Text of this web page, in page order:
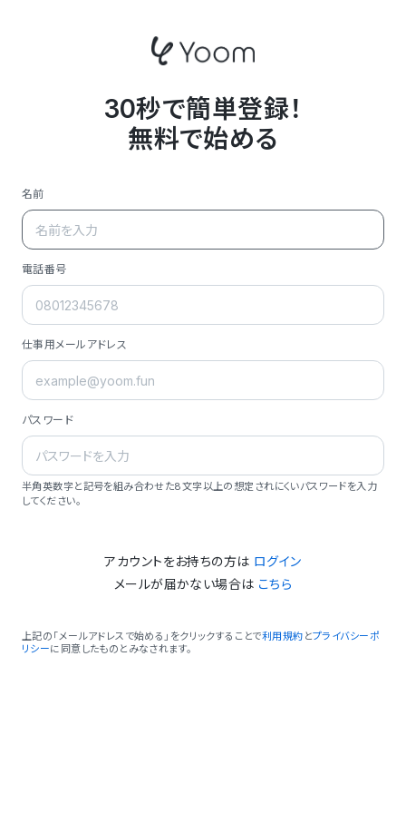
30秒で簡単登録！
無料で始める
名前
電話番号
仕事用メールアドレス
パスワード
半角英数字と記号を組み合わせた8文字以上の想定されにくいパスワードを入力
してください。
アカウントをお持ちの方は ログイン
メールが届かない場合は こちら
上記の「メールアドレスで始める」をクリックすることで利用規約 とプライバシーポ
リシーに同意したものとみなされます。